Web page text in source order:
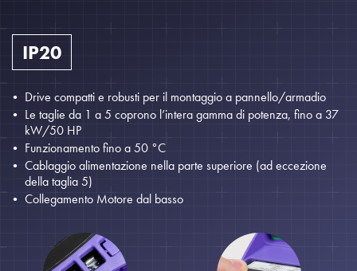
IP20
Drive compatti e robusti per il montaggio a pannello/armadio
Le taglie da 1 a 5 coprono l’intera gamma di potenza, fino a 37
kW/50 HP
Funzionamento fino a 50 °C
Cablaggio alimentazione nella parte superiore (ad eccezione
della taglia 5)
Collegamento Motore dal basso